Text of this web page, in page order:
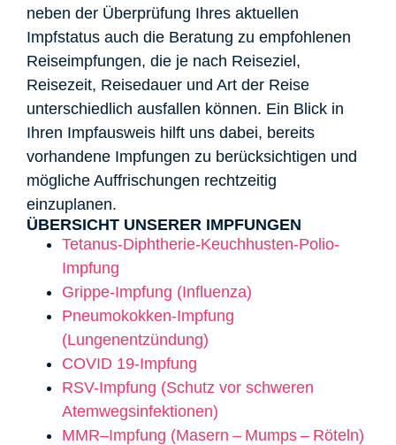
neben der Überprüfung Ihres aktuellen
Impfstatus auch die Beratung zu empfohlenen
Reiseimpfungen, die je nach Reiseziel,
Reisezeit, Reisedauer und Art der Reise
unterschiedlich ausfallen können. Ein Blick in
Ihren Impfausweis hilft uns dabei, bereits
vorhandene Impfungen zu berücksichtigen und
mögliche Auffrischungen rechtzeitig
einzuplanen.
ÜBERSICHT UNSERER IMPFUNGEN
Tetanus-Diphtherie-Keuchhusten-Polio-
Impfung
Grippe-Impfung (Influenza)
Pneumokokken-Impfung
(Lungenentzündung)
COVID 19-Impfung
RSV-Impfung (Schutz vor schweren
Atemwegsinfektionen)
MMR–Impfung (Masern – Mumps – Röteln)